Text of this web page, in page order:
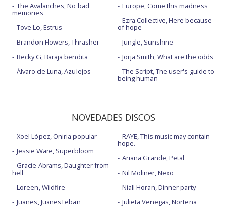
The Avalanches, No bad
memories
Tove Lo, Estrus
Brandon Flowers, Thrasher
Becky G, Baraja bendita
Álvaro de Luna, Azulejos
Europe, Come this madness
Ezra Collective, Here because
of hope
Jungle, Sunshine
Jorja Smith, What are the odds
The Script, The user's guide to
being human
NOVEDADES DISCOS
Xoel López, Oniria popular
Jessie Ware, Superbloom
Gracie Abrams, Daughter from
hell
Loreen, Wildfire
Juanes, JuanesTeban
RAYE, This music may contain
hope.
Ariana Grande, Petal
Nil Moliner, Nexo
Niall Horan, Dinner party
Julieta Venegas, Norteña